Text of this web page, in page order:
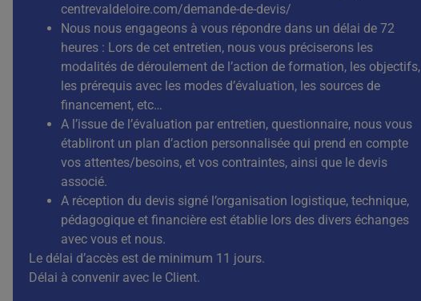
centrevaldeloire.com/demande-de-devis/
Nous nous engageons à vous répondre dans un délai de 72
heures : Lors de cet entretien, nous vous préciserons les
modalités de déroulement de l’action de formation, les objectifs,
les prérequis avec les modes d’évaluation, les sources de
financement, etc…
A l’issue de l’évaluation par entretien, questionnaire, nous vous
établiront un plan d’action personnalisée qui prend en compte
vos attentes/besoins, et vos contraintes, ainsi que le devis
associé.
A réception du devis signé l’organisation logistique, technique,
pédagogique et financière est établie lors des divers échanges
avec vous et nous.
Le délai d’accès est de minimum 11 jours.
Délai à convenir avec le Client.